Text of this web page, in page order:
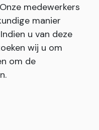
medewerkers
manier
u van deze
wij u om
om de